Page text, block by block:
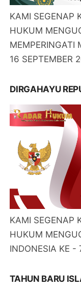
KAMI SEGENAP
HUKUM
MEMPERINGATI
16 SEPTEMBER
DIRGAHAYU
KAMI SEGENAP
HUKUM
INDONESIA KE
TAHUN BARU